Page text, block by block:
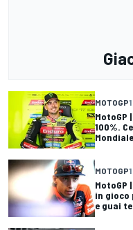
MOTOGP
100%.
MOTOGP
in gioco
e guai